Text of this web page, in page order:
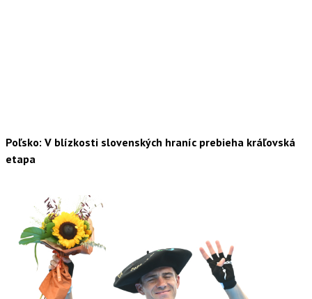
Poľsko: V blízkosti slovenských hraníc prebieha kráľovská
etapa